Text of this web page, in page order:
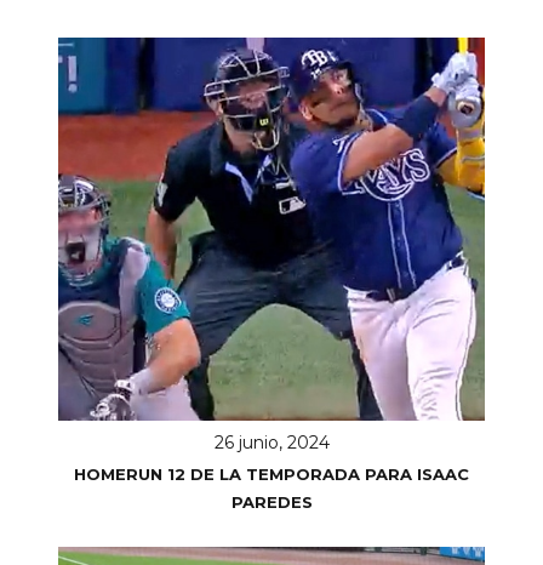
26 junio, 2024
HOMERUN 12 DE LA TEMPORADA PARA ISAAC
PAREDES